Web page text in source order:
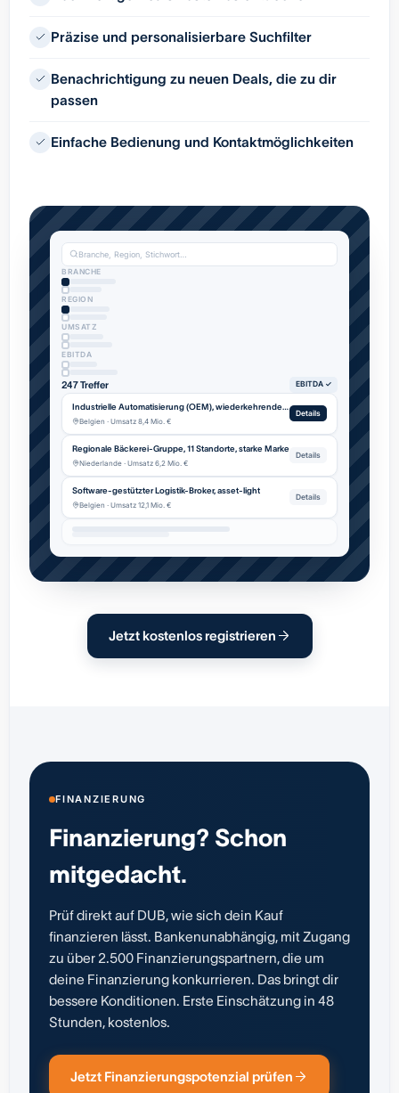
Präzise und personalisierbare Suchfilter
Benachrichtigung zu neuen Deals, die zu dir
passen
Einfache Bedienung und Kontaktmöglichkeiten
Branche, Region, Stichwort…
BRANCHE
REGION
UMSATZ
EBITDA
247 Treffer EBITDA ✓
Industrielle Automatisierung (OEM), wiederkehrender Service
Belgien · Umsatz 8,4 Mio. €
Details
Regionale Bäckerei-Gruppe, 11 Standorte, starke Marke
Niederlande · Umsatz 6,2 Mio. €
Details
Software-gestützter Logistik-Broker, asset-light
Belgien · Umsatz 12,1 Mio. €
Details
Jetzt kostenlos registrieren
FINANZIERUNG
Finanzierung? Schon
mitgedacht.
Prüf direkt auf DUB, wie sich dein Kauf
finanzieren lässt. Bankenunabhängig, mit Zugang
zu über 2.500 Finanzierungspartnern, die um
deine Finanzierung konkurrieren. Das bringt dir
bessere Konditionen. Erste Einschätzung in 48
Stunden, kostenlos.
Jetzt Finanzierungspotenzial prüfen